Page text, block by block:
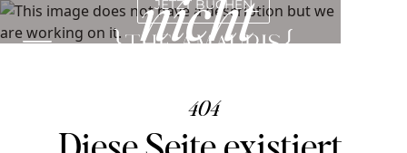
nicht
JETZT BUCHEN
404